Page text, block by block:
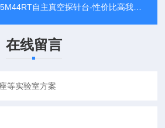
自主真空探针台-性价比高我选郑科探
在线留言